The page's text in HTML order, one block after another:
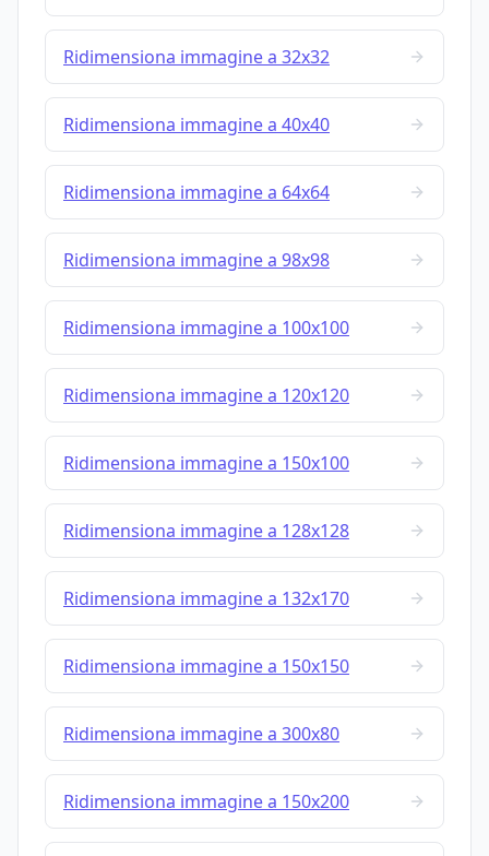
Ridimensiona immagine a 32x32
Ridimensiona immagine a 40x40
Ridimensiona immagine a 64x64
Ridimensiona immagine a 98x98
Ridimensiona immagine a 100x100
Ridimensiona immagine a 120x120
Ridimensiona immagine a 150x100
Ridimensiona immagine a 128x128
Ridimensiona immagine a 132x170
Ridimensiona immagine a 150x150
Ridimensiona immagine a 300x80
Ridimensiona immagine a 150x200